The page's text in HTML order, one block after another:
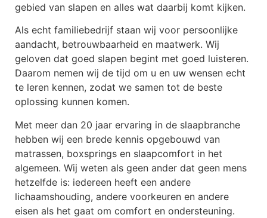
gebied van slapen en alles wat daarbij komt kijken.
Als echt familiebedrijf staan wij voor persoonlijke
aandacht, betrouwbaarheid en maatwerk. Wij
geloven dat goed slapen begint met goed luisteren.
Daarom nemen wij de tijd om u en uw wensen echt
te leren kennen, zodat we samen tot de beste
oplossing kunnen komen.
Met meer dan 20 jaar ervaring in de slaapbranche
hebben wij een brede kennis opgebouwd van
matrassen, boxsprings en slaapcomfort in het
algemeen. Wij weten als geen ander dat geen mens
hetzelfde is: iedereen heeft een andere
lichaamshouding, andere voorkeuren en andere
eisen als het gaat om comfort en ondersteuning.